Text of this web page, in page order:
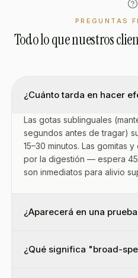
PREGUNTAS
Todo lo que nuestros
¿Cuánto tarda en hacer
Las gotas sublinguales
segundos antes de tragar)
15–30 minutos. Las gomitas
por la digestión — espera
son inmediatos para alivio
¿Aparecerá en una
¿Qué significa "broad-